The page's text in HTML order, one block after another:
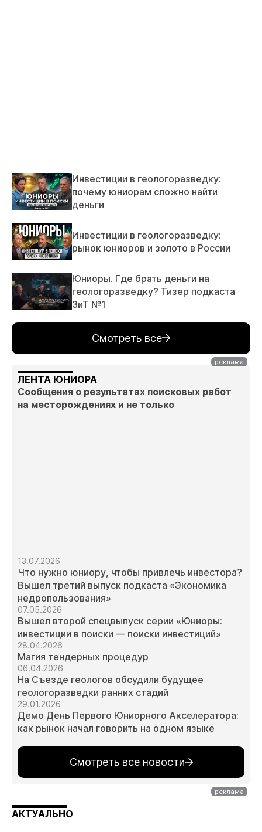
Инвестиции в геологоразведку:
почему юниорам сложно найти
деньги
Инвестиции в геологоразведку:
рынок юниоров и золото в России
Юниоры. Где брать деньги на
геологоразведку? Тизер подкаста
ЗиТ №1
Смотреть все
ЛЕНТА ЮНИОРА
Сообщения о результатах поисковых работ
на месторождениях и не только
13.07.2026
Что нужно юниору, чтобы привлечь инвестора?
Вышел третий выпуск подкаста «Экономика
недропользования»
07.05.2026
Вышел второй спецвыпуск серии «Юниоры:
инвестиции в поиски — поиски инвестиций»
28.04.2026
Магия тендерных процедур
06.04.2026
На Съезде геологов обсудили будущее
геологоразведки ранних стадий
29.01.2026
Демо День Первого Юниорного Акселератора:
как рынок начал говорить на одном языке
Смотреть все новости
АКТУАЛЬНО